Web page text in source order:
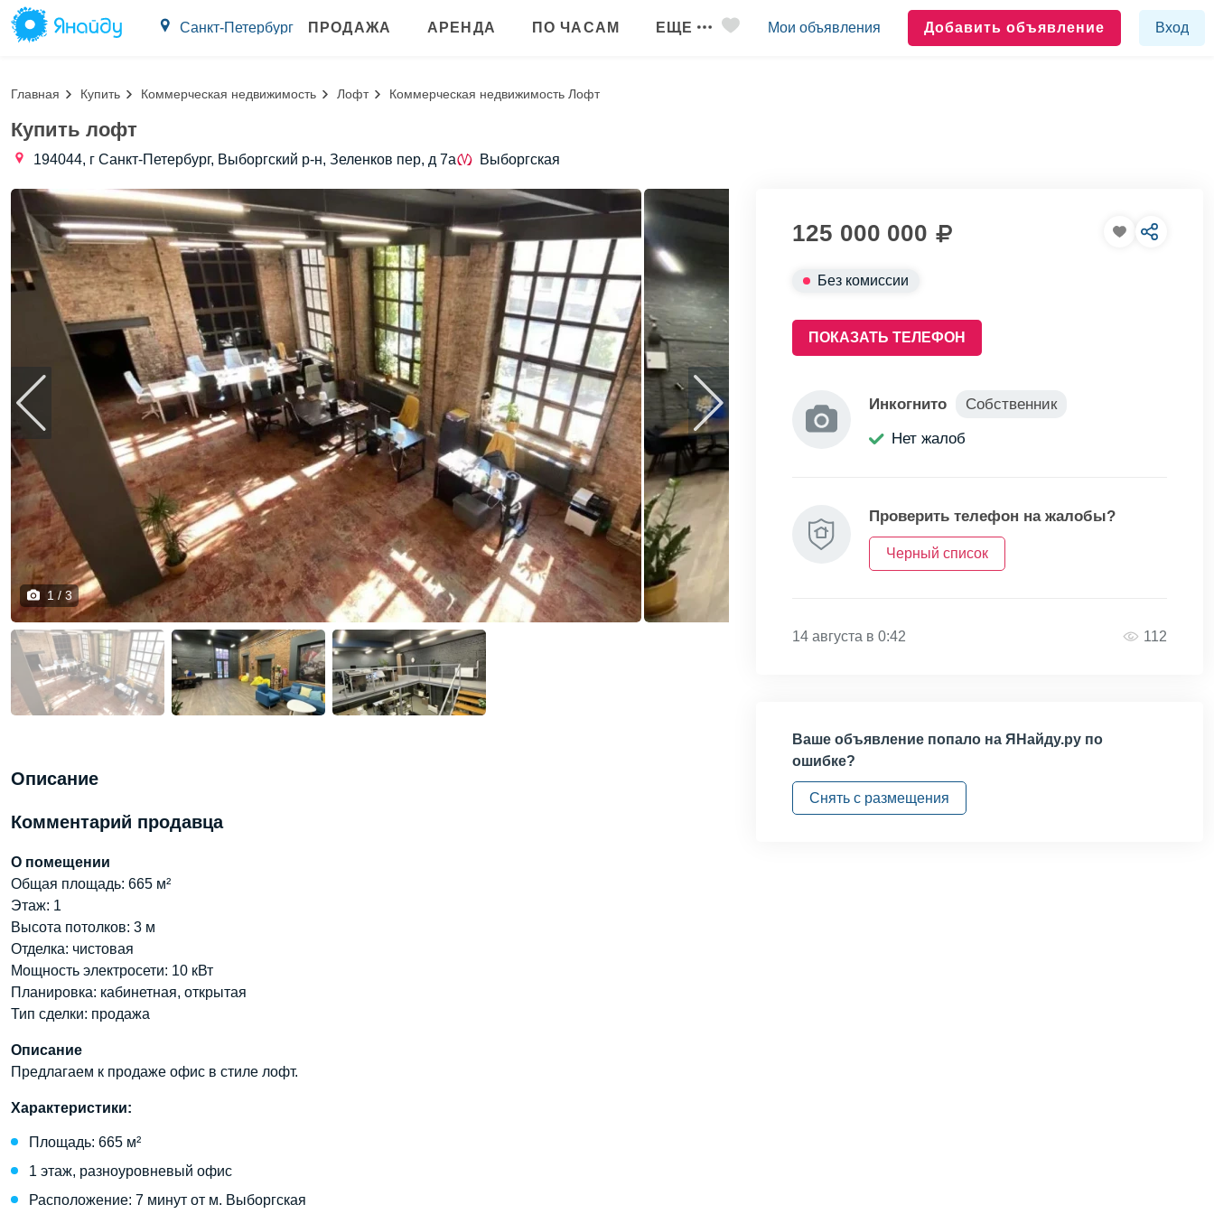
Санкт-Петербург ПРОДАЖА АРЕНДА ПО ЧАСАМ ЕЩЕ Мои объявления Добавить объявление Вход
Главная Купить Коммерческая недвижимость Лофт Коммерческая недвижимость Лофт
Купить лофт
194044, г Санкт-Петербург, Выборгский р-н, Зеленков пер, д 7а Выборгская
1 / 3
125 000 000
Без комиссии
ПОКАЗАТЬ ТЕЛЕФОН
Инкогнито
Собственник
Нет жалоб
Проверить телефон на жалобы?
Черный список
14 августа в 0:42 112
Ваше объявление попало на ЯНайду.ру по
ошибке?
Снять с размещения
Описание
Комментарий продавца
О помещении
Общая площадь: 665 м²
Этаж: 1
Высота потолков: 3 м
Отделка: чистовая
Мощность электросети: 10 кВт
Планировка: кабинетная, открытая
Тип сделки: продажа
Описание
Предлагаем к продаже офис в стиле лофт.
Характеристики:
Площадь: 665 м²
1 этаж, разноуровневый офис
Расположение: 7 минут от м. Выборгская